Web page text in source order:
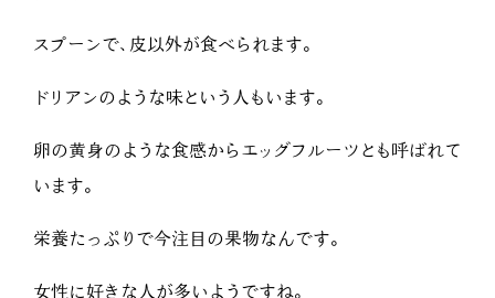
スプーンで、皮以外が食べられます。
ドリアンのような味という人もいます。
卵の黄身のような食感からエッグフルーツとも呼ばれて
います。
栄養たっぷりで今注目の果物なんです。
女性に好きな人が多いようですね。